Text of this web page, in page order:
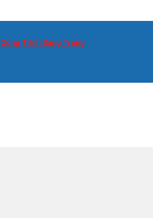
Trình Sang Trọng